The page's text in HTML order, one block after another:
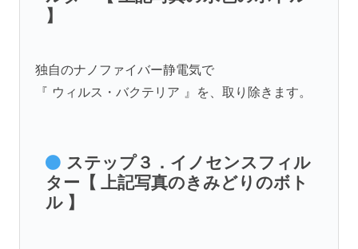
】
独自のナノファイバー静電気で
『 ウィルス・バクテリア 』を、取り除きます。
ステップ３．イノセンスフィル
ター【 上記写真のきみどりのボト
ル 】